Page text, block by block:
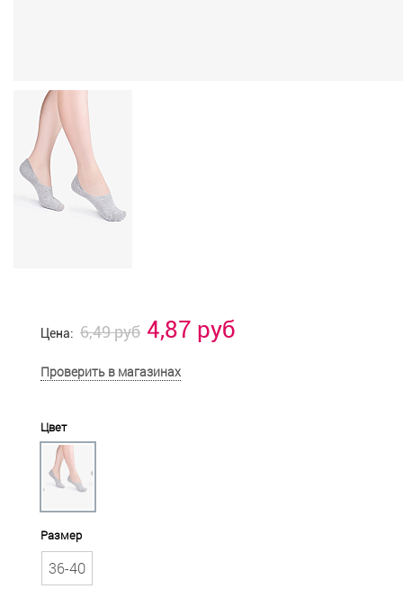
Цена: 6,49 руб 4,87 руб
Проверить в магазинах
Цвет
Размер
36-40